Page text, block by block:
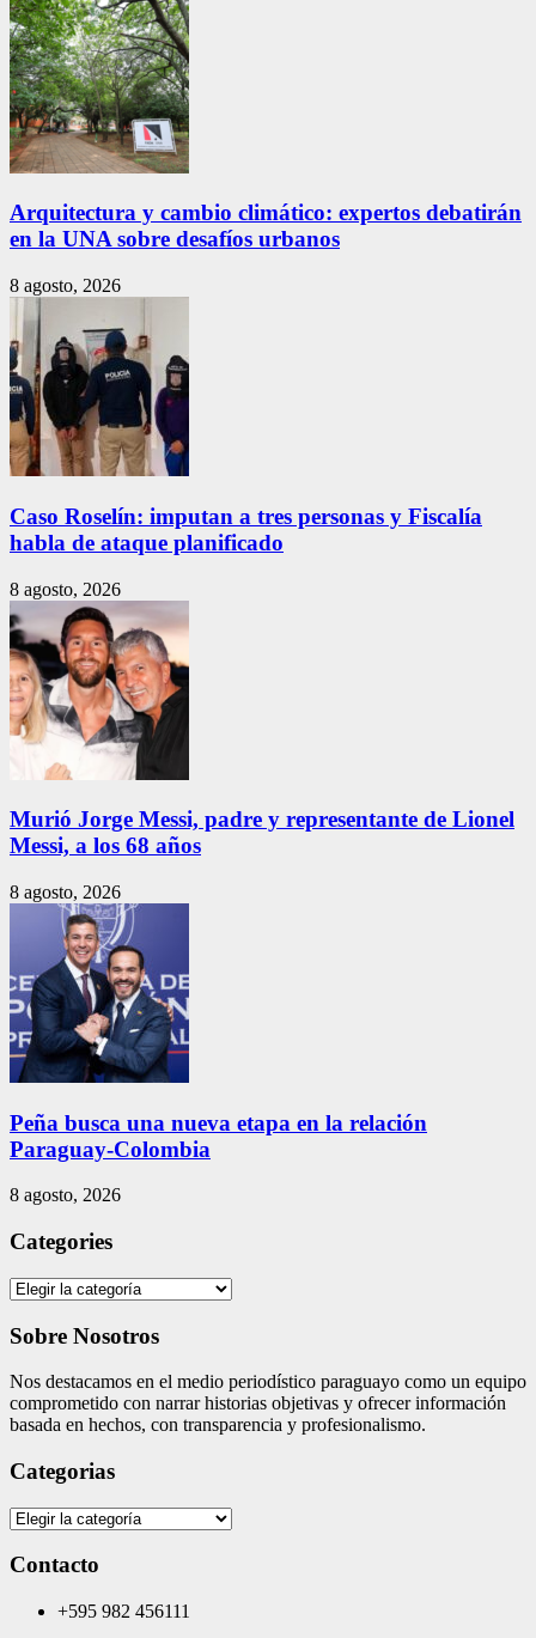
Arquitectura y cambio climático: expertos debatirán
en la UNA sobre desafíos urbanos
8 agosto, 2026
Caso Roselín: imputan a tres personas y Fiscalía
habla de ataque planificado
8 agosto, 2026
Murió Jorge Messi, padre y representante de Lionel
Messi, a los 68 años
8 agosto, 2026
Peña busca una nueva etapa en la relación
Paraguay-Colombia
8 agosto, 2026
Categories
Categories
Sobre Nosotros
Nos destacamos en el medio periodístico paraguayo como un equipo
comprometido con narrar historias objetivas y ofrecer información
basada en hechos, con transparencia y profesionalismo.
Categorias
Categorias
Contacto
+595 982 456111